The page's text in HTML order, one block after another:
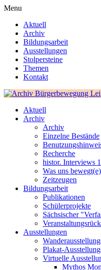
Menu
Aktuell
Archiv
Bildungsarbeit
Ausstellungen
Stolpersteine
Themen
Kontakt
Aktuell
Archiv
Archiv
Einzelne Bestände
Recherche
histor. Interviews
Was uns bewegt(e)
Zeitzeugen
Bildungsarbeit
Publikationen
Schülerprojekte
Sächsischer
Ausstellungen
Plakat-
Virtuelle
Mythos